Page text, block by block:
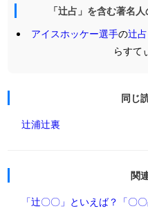
「辻占」を含む著名
アイスホッケー選手の辻
らすて
同じ
辻浦辻裏
関
「辻〇〇」といえば？ 「〇